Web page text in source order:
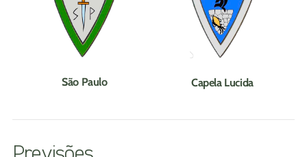
São Paulo Capela Lucida